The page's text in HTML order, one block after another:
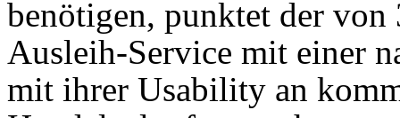
benötigen, punktet der
Ausleih-Service mit einer
mit ihrer Usability an